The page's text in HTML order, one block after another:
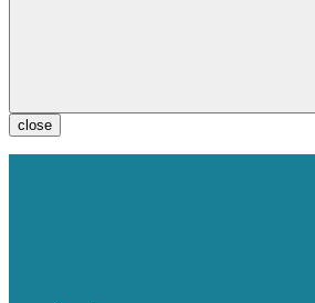
close